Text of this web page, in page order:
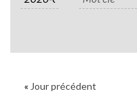
« Jour précédent